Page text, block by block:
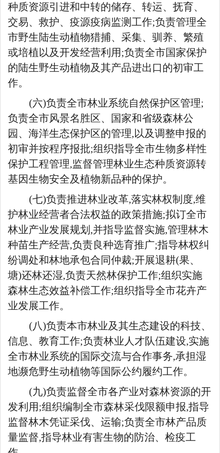
种质资源引进和中转的储存、转运、抚育、
交易、救护、疫源疫病监测工作;负责管理全
市野生陆生动植物猎捕、采集、驯养、繁殖
或培植以及开发经营利用;负责全市国家保护
的陆生野生动植物及其产品进出口的初审工
作。
(六)负责全市林业系统自然保护区管理;
负责全市风景名胜区、国家和省级森林公
园、海洋生态保护区的管理,以及调整申报的
初审并按程序报批;组织指导全市生物多样性
保护工程管理,监督管理林业生态种质资源转
基因生物安全及植物新品种的保护。
(七)负责推进林业改革,落实林权制度,维
护林业经营者合法权益的政策措施;拟订全市
林业产业发展规划,并指导监督实施,管理林木
种苗生产经营,负责良种选育推广;指导林权纠
纷调处和林地承包合同仲裁;开展退耕(果、
塘)还林还湿,负责天然林保护工作;组织实施
森林生态效益补偿工作;组织指导全市花卉产
业发展工作。
(八)负责本市林业及其生态建设的科技、
信息、教育工作;负责林业人才队伍建设,实施
全市林业系统的国际交流与合作事务,承担湿
地濒危野生动植物等国际公约履约工作。
(九)负责监督全市各产业对森林资源的开
发利用;组织编制全市森林采伐限额申报,指导
监督林木凭证采伐、运输;负责全市林产品质
量监督,指导林业有害生物的防治、检疫工